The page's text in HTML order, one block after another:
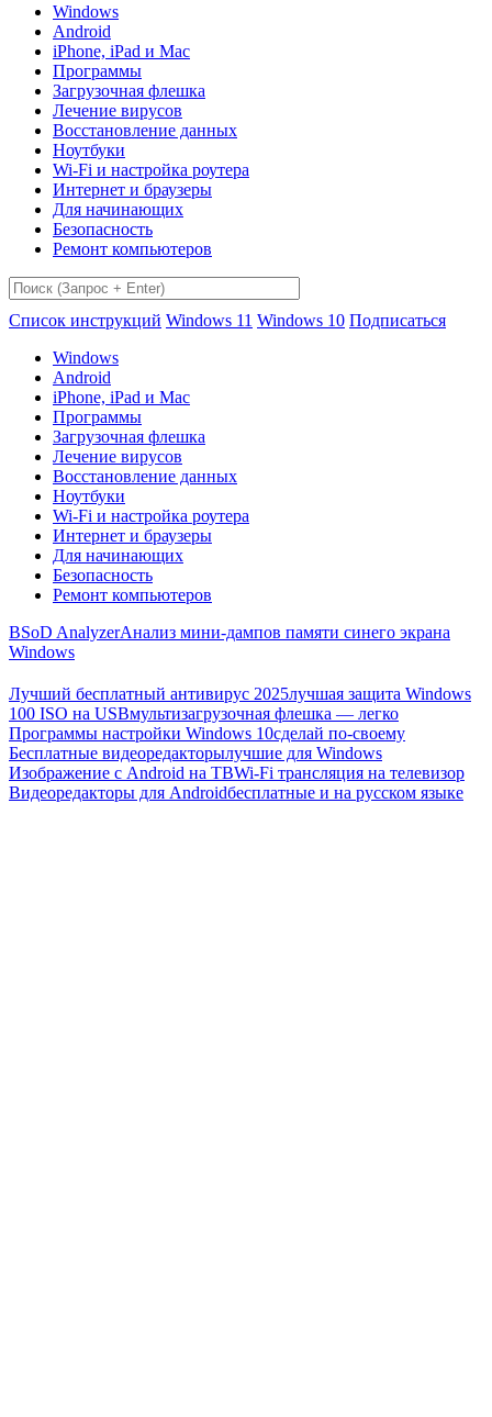
Windows
Android
iPhone, iPad и Mac
Программы
Загрузочная флешка
Лечение вирусов
Восстановление данных
Ноутбуки
Wi-Fi и настройка роутера
Интернет и браузеры
Для начинающих
Безопасность
Ремонт компьютеров
Список инструкций Windows 11 Windows 10 Подписаться
Windows
Android
iPhone, iPad и Mac
Программы
Загрузочная флешка
Лечение вирусов
Восстановление данных
Ноутбуки
Wi-Fi и настройка роутера
Интернет и браузеры
Для начинающих
Безопасность
Ремонт компьютеров
BSoD AnalyzerАнализ мини-дампов памяти синего экрана
Windows
Лучший бесплатный антивирус 2025лучшая защита Windows
100 ISO на USBмультизагрузочная флешка — легко
Программы настройки Windows 10сделай по-своему
Бесплатные видеоредакторылучшие для Windows
Изображение с Android на ТВWi-Fi трансляция на телевизор
Видеоредакторы для Androidбесплатные и на русском языке